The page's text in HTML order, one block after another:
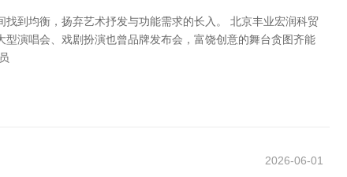
到均衡，扬弃艺术抒发与功能需求的长入。 北京丰业宏润科贸
演唱会、戏剧扮演也曾品牌发布会，富饶创意的舞台贪图齐能
2026-06-01